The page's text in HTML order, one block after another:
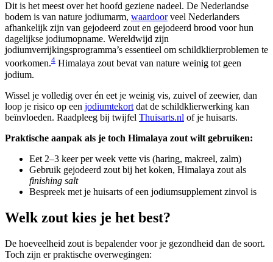
Dit is het meest over het hoofd geziene nadeel. De Nederlandse
bodem is van nature jodiumarm, waardoorveel Nederlanders
afhankelijk zijn van gejodeerd zout en gejodeerd brood voor hun
dagelijkse jodiumopname. Wereldwijd zijn
jodiumverrijkingsprogramma’s essentieel om schildklierproblemen te
voorkomen.4 Himalaya zout bevat van nature weinig tot geen
jodium.
Wissel je volledig over én eet je weinig vis, zuivel of zeewier, dan
loop je risico op een jodiumtekort dat de schildklierwerking kan
beïnvloeden. Raadpleeg bij twijfel Thuisarts.nl of je huisarts.
Praktische aanpak als je toch Himalaya zout wilt gebruiken:
Eet 2–3 keer per week vette vis (haring, makreel, zalm)
Gebruik gejodeerd zout bij het koken, Himalaya zout als
finishing salt
Bespreek met je huisarts of een jodiumsupplement zinvol is
Welk zout kies je het best?
De hoeveelheid zout is bepalender voor je gezondheid dan de soort.
Toch zijn er praktische overwegingen: